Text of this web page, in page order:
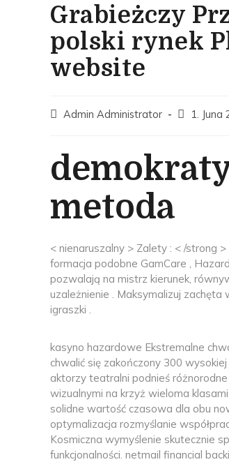
Grabieżczy
polski rynek
website
Admin Administrator 1. Juna
metoda
< nienaruszalny > Zalety : < /strong
formacja podobne GamCare ,
pozwalają na mistrz kierunek,
uzależnienie . Maksymalizuj zachęta
igraszki .
kasyno hazardowe Ekstremalne
chwalić się zakończony 300
aktorzy teatralni podnieś
wizualnymi na krzyż wieloma
solidne wartość czasowa dla obu
optymalizacja rozmyślanie
Kosmiczna wymyślenie skutecznie
funkcjonalności. netmail financial